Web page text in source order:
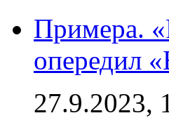
Примера.
опередил
27.9.2023,